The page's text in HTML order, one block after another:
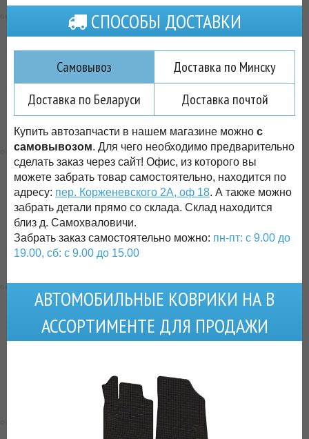
СПОСОБЫ ДОСТАВКИ
Самовывоз
Доставка по Минску
Доставка по Беларуси
Доставка почтой
Купить автозапчасти в нашем магазине можно с
самовывозом. Для чего необходимо предварительно
сделать заказ через сайт! Офис, из которого вы
можете забрать товар самостоятельно, находится по
адресу: пер. Корженевского 2А, оф 18. А также можно
забрать детали прямо со склада. Склад находится
близ д. Самохваловичи.
Забрать заказ самостоятельно можно: пн-пт: с 9.00 до
19.00, сб: с 9.00 до 15.00
АВТОМОБИЛЬНЫЕ КОВРИКИ НА В
АССОРТИМЕНТЕ ДЛЯ ПРОДАЖИ